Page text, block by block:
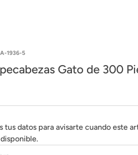
1936-5
Gato de 300
tus datos para avisarte cuando este